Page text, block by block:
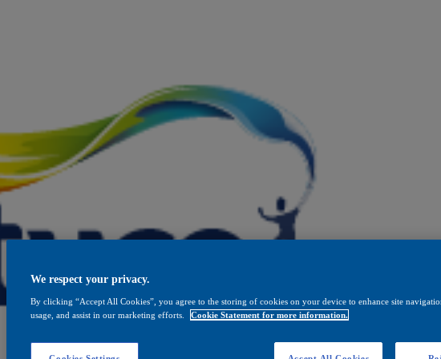
We respect your privacy.
By clicking “Accept All Cookies”, you agree to the storing of cookies on your device to enhance site
usage, and assist in our marketing efforts.
Cookie Statement for more information.